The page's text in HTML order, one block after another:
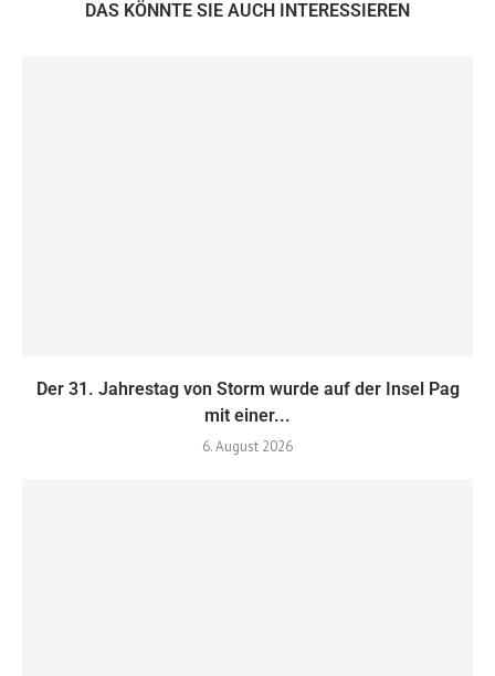
DAS KÖNNTE SIE AUCH INTERESSIEREN
Der 31. Jahrestag von Storm wurde auf der Insel Pag
mit einer...
6. August 2026